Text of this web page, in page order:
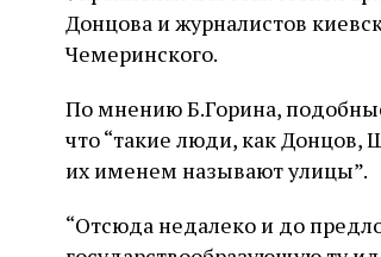
Донцова и журналистов
Чемеринского.
По мнению Б.Горина,
что “такие люди, как Донцов,
их именем называют улицы”.
“Отсюда недалеко и до